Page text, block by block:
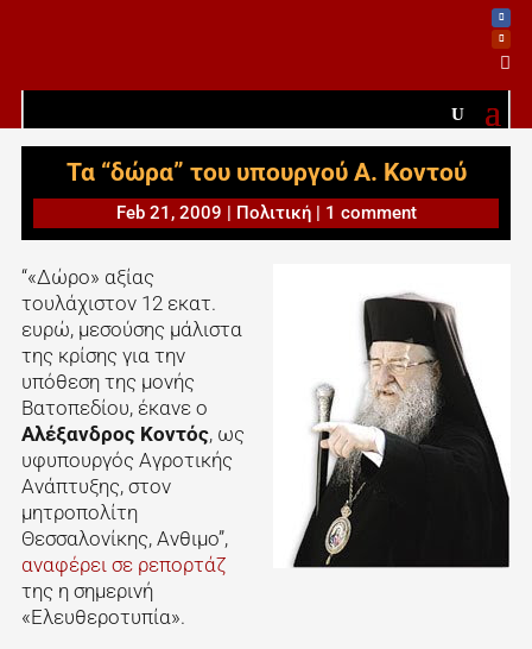

Τα “δώρα” του υπουργού Α. Κοντού
Feb 21, 2009 | Πολιτική| 1 comment
“«Δώρο» αξίας
τουλάχιστον 12 εκατ.
ευρώ, μεσούσης μάλιστα
της κρίσης για την
υπόθεση της μονής
Βατοπεδίου, έκανε ο
Αλέξανδρος Κοντός, ως
υφυπουργός Αγροτικής
Ανάπτυξης, στον
μητροπολίτη
Θεσσαλονίκης, Ανθιμο”,
αναφέρει σε ρεπορτάζ
της η σημερινή
«Ελευθεροτυπία».